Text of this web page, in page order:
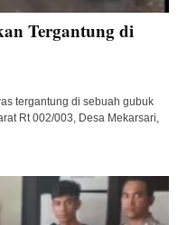
Tergantung di
tergantung di sebuah gubuk
Rt 002/003, Desa Mekarsari,